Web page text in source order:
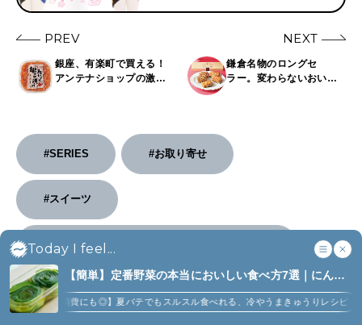
Today I feel...
【簡単】定番野菜の本当においしい食べ方7選｜にんじ
ん、ジャガイモ、ピーマンなど (7)
大量消費にも◎】夏バテでもスルスル食べれる、冷やうまきゅうりレシピ 【にん
PREV
銀座、有楽町で買える！
アンテナショップの激う
NEXT
鎌倉名物のロングセ
ラー。変わらないおいし
#SERIES #お取り寄せ
#スイーツ
#ぼる塾 田辺智加の スイーツ “推しエントリー”
#手土産